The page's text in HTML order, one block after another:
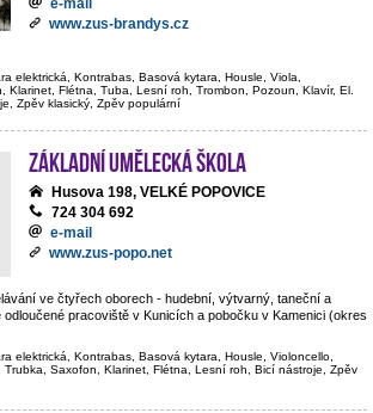
e-mail
www.zus-brandys.cz
elektrická, Kontrabas, Basová kytara, Housle, Viola,
Klarinet, Flétna, Tuba, Lesní roh, Trombon, Pozoun, Klavír, El.
Zpěv klasický, Zpěv populární
Základní umělecká škola
Husova 198, VELKÉ POPOVICE
724 304 692
e-mail
www.zus-popo.net
ve čtyřech oborech - hudební, výtvarný, taneční a
pracoviště v Kunicích a pobočku v Kamenici (okres
elektrická, Kontrabas, Basová kytara, Housle, Violoncello,
Trubka, Saxofon, Klarinet, Flétna, Lesní roh, Bicí nástroje, Zpěv